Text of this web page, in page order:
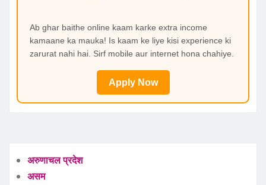
Ab ghar baithe online kaam karke extra income
kamaane ka mauka! Is kaam ke liye kisi experience ki
zarurat nahi hai. Sirf mobile aur internet hona chahiye.
Apply Now
अरुणाचल प्रदेश
असम